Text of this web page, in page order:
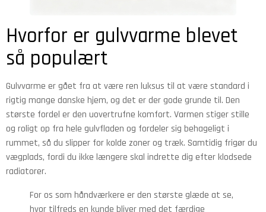
Hvorfor er gulvvarme blevet
så populært
Gulvvarme er gået fra at være ren luksus til at være standard i
rigtig mange danske hjem, og det er der gode grunde til. Den
største fordel er den uovertrufne komfort. Varmen stiger stille
og roligt op fra hele gulvfladen og fordeler sig behageligt i
rummet, så du slipper for kolde zoner og træk. Samtidig frigør du
vægplads, fordi du ikke længere skal indrette dig efter klodsede
radiatorer.
For os som håndværkere er den største glæde at se,
hvor tilfreds en kunde bliver med det færdige